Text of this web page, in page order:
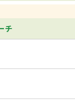
チ